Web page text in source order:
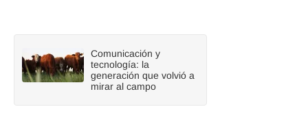
Comunicación y
tecnología: la
generación que volvió a
mirar al campo